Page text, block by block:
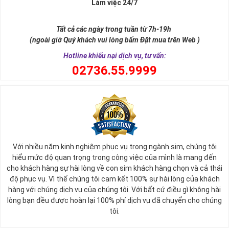
hồng mao. Bởi đây là con số đẹp nhất, quyền quý nhất trong tất cả
các số còn lại nó đại diện cho quyền lực, sức mạnh, sự kiêu hãnh
Sim Lục Quý 9 có ý nghĩa gì?
Làm việc 24/7
Tất cả các ngày trong tuần từ 7h-19h
(ngoài giờ Quý khách vui lòng bấm Đặt mua trên Web )
Hotline khiếu nại dịch vụ, tư vấn:
02736.55.9999
Với nhiều năm kinh nghiệm phục vụ trong ngành sim, chúng tôi
hiểu mức độ quan trọng trong công việc của mình là mang đến
cho khách hàng sự hài lòng về con sim khách hàng chọn và cả thái
độ phục vụ. Vì thế chúng tôi cam kết 100% sự hài lòng của khách
hàng với chúng dịch vụ của chúng tôi. Với bất cứ điều gì không hài
lòng bạn đều được hoàn lại 100% phí dịch vụ đã chuyển cho chúng
tôi.